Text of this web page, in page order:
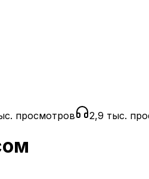
просмотров 2,9 тыс.